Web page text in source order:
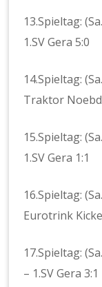
13.Spieltag:
1.SV Gera 5:0
14.Spieltag:
Traktor
15.Spieltag:
1.SV Gera 1:1
16.Spieltag:
Eurotrink
17.Spieltag:
– 1.SV Gera 3:1